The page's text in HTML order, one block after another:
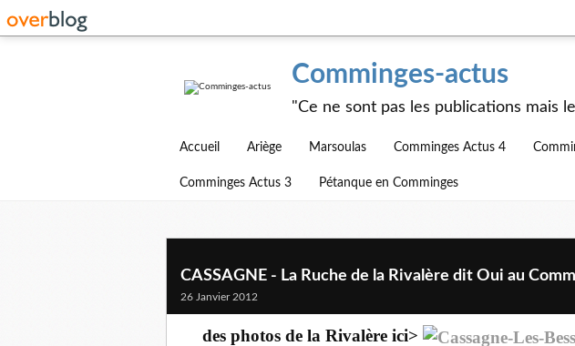
Comminges-actus
"Ce ne sont pas les publications mais
Accueil Ariège Marsoulas Comminges Actus 4
Comminges Actus 3 Pétanque en Comminges
CASSAGNE - La Ruche de la Rivalère dit Oui au
26 Janvier 2012
des photos de la Rivalère ici>